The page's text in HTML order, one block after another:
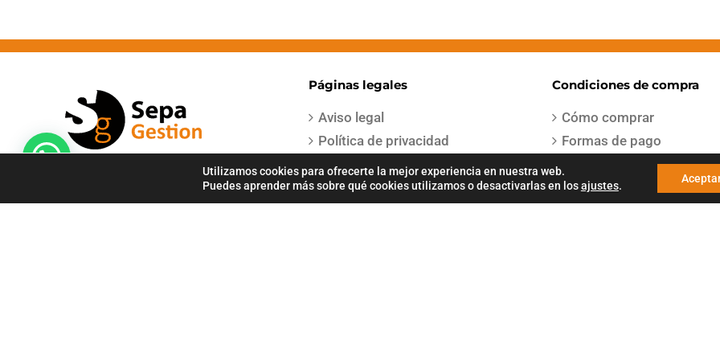
Páginas legales
Aviso legal
Política de privacidad
Términos del servicio
Condiciones de venta
Condiciones de compra
Cómo comprar
Formas de pago
Entregas y envíos
Devoluciones y cambios
Utilizamos cookies para ofrecerte la mejor experiencia en nuestra web.
Puedes aprender más sobre qué cookies utilizamos o desactivarlas en losajustes.